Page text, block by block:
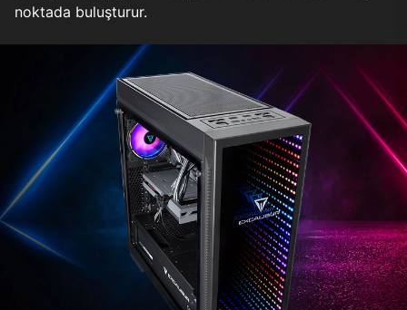
noktada buluşturur.